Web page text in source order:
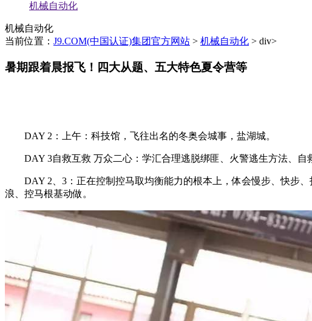
机械自动化
机械自动化
当前位置： J9.COM(中国认证)集团官方网站 > 机械自动化 > div>
暑期跟着晨报飞！四大从题、五大特色夏令营等
DAY 2：上午：科技馆，飞往出名的冬奥会城事，盐湖城。
DAY 3自救互救 万众二心：学汇合理逃脱绑匪、火警逃生方法、自
DAY 2、3：正在控制控马取均衡能力的根本上，体会慢步、快步、
浪、控马根基动做。